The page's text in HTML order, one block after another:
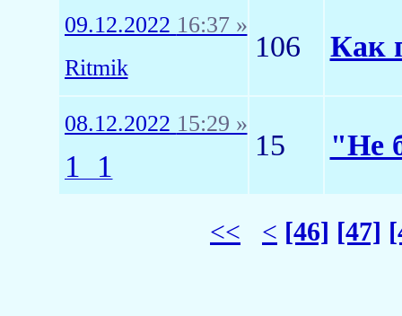
09.12.2022 16:37 »
Ritmik
106 Как
08.12.2022 15:29 »
1_1
15 "Не
<< < [46] [47]